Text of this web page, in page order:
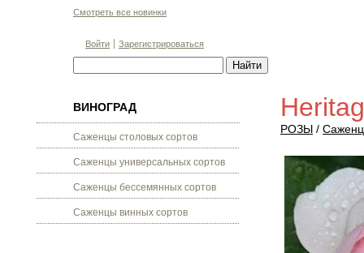
Смотреть все новинки
Войти Зарегистрироваться
ВИНОГРАД
Саженцы столовых сортов
Саженцы универсальных сортов
Саженцы бессемянных сортов
Саженцы винных сортов
РОЗЫ /